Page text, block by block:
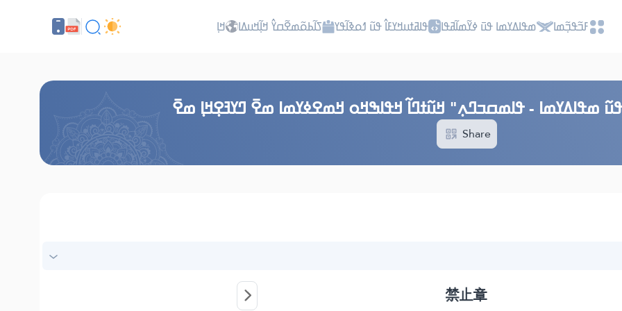
ߓߏ߬ߟߏ߲߬ߘߊ ߘߟߊߡߌߘߊ ߟߎ߫ ߦߌ߬ߘߊ߬ߥߟߊ ߟߊߥߙߎߞߌߓߊ߮ ߟߎ߬ ߗߋߢߊ߬ߟߌ ߖߊ߬ߕߋ߬ߘߐ߬ߛߌ߮ ߞߊ߲߬ߞߎߡߊ ߞߊ߲
ߘߟߊߡߌߘߊ - ߟߊߘߛߏߣߍ߲" ߞߎ߬ߙߣߊ߬ ߞߟߊߒߞߋ ߞߘߐߦߌߘߊ ߘߐ߫ ߣߌߔߐ߲ߞߊ߲ ߘߐ߫
Share
禁止章